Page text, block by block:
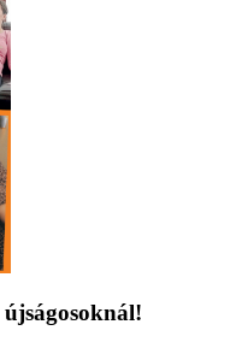
újságosoknál!